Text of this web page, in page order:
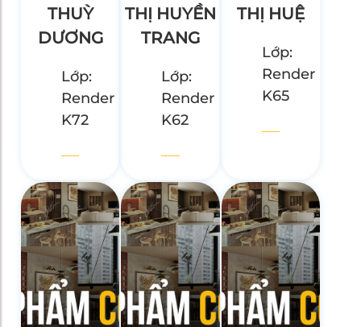
THUỲ
DƯƠNG
Lớp:
Render
K72
THỊ HUYỀN
TRANG
Lớp:
Render
K62
THỊ HUỆ
Lớp:
Render
K65